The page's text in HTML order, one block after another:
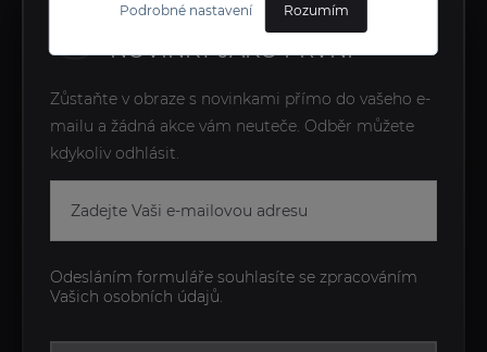
Podrobné nastavení Rozumím
ZÍSKEJTE EXKLUZIVNÍ
NOVINKY JAKO PRVNÍ
Zůstaňte v obraze s novinkami přímo do vašeho e-
mailu a žádná akce vám neuteče. Odběr můžete
kdykoliv odhlásit.
Odesláním formuláře souhlasíte se zpracováním
Vašich osobních údajů.